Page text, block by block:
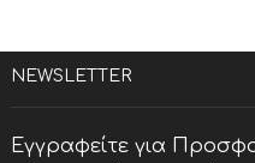
NEWSLETTER
Εγγραφείτε για